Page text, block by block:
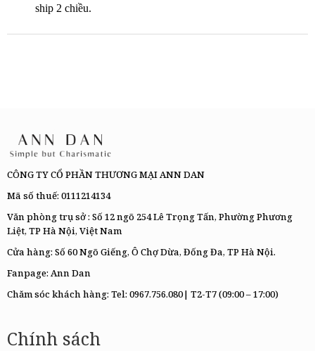
ship 2 chiều.
CÔNG TY CỔ PHẦN THƯƠNG MẠI ANN DAN
Mã số thuế: 0111214134
Văn phòng trụ sở : Số 12 ngõ 254 Lê Trọng Tấn, Phường Phương
Liệt, TP Hà Nội, Việt Nam
Cửa hàng: Số 60 Ngõ Giếng, Ô Chợ Dừa, Đống Đa, TP Hà Nội.
Fanpage: Ann Dan
Chăm sóc khách hàng: Tel: 0967.756.080| T2-T7 (09:00 – 17:00)
Chính sách